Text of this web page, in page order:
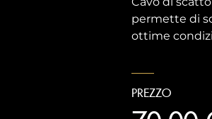
permette di
ottime
PREZZO